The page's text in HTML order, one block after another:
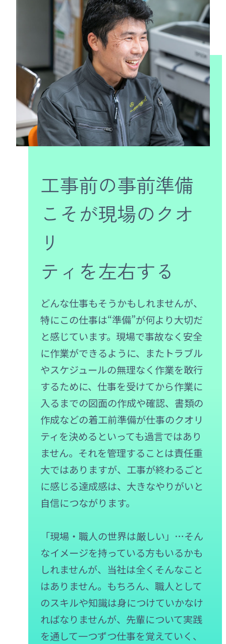
工事前の事前準備
こそが現場のクオ
リ
ティを左右する
どんな仕事もそうかもしれませんが、
特にこの仕事は“準備”が何より大切だ
と感じています。現場で事故なく安全
に作業ができるように、またトラブル
やスケジュールの無理なく作業を敢行
するために、仕事を受けてから作業に
入るまでの図面の作成や確認、書類の
作成などの着工前準備が仕事のクオリ
ティを決めるといっても過言ではあり
ません。それを管理することは責任重
大ではありますが、工事が終わるごと
に感じる達成感は、大きなやりがいと
自信につながります。
「現場・職人の世界は厳しい」…そん
なイメージを持っている方もいるかも
しれませんが、当社は全くそんなこと
はありません。もちろん、職人として
のスキルや知識は身につけていかなけ
ればなりませんが、先輩について実践
を通して一つずつ仕事を覚えていく、